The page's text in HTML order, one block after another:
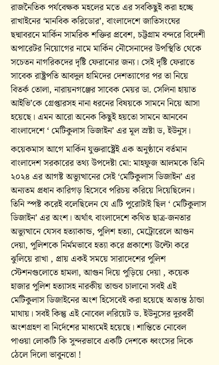
রাজনৈতিক পর্যবেক্ষক মহলের মতে এর সবকিছুই করা হচ্ছে
রাখাইনের ‘মানবিক করিডোর’, বাংলাদেশে জাতিসংঘের
ছদ্মাবরনে মার্কিন সামরিক শক্তির প্রবেশ, চট্টগ্রাম বন্দরে বিদেশী
অপারেটর নিয়োগের নামে মার্কিন নৌসেনাদের উপস্থিতি থেকে
সচেতন নাগরিকদের দৃষ্টি ফেরানোর জন্য। সেই দৃষ্টি ফেরাতে
সাবেক রাষ্ট্রপতি আবদুল হামিদের দেশত্যাগের পর তা নিয়ে
বিতর্ক তোলা, নারায়নগঞ্জের সাবেক মেয়র ডা. সেলিনা হায়াত
আইভি’কে গ্রেপ্তারসহ নানা ধরনের বিষয়কে সামনে নিয়ে আসা
হয়েছে। এমন আরো অনেক কিছুই হয়তো সামনে আনবেন
বাংলাদেশে ‘ মেটিকুলাস ডিজাইন’ এর মূল স্রষ্টা ড, ইউনুস।
কয়েকমাস আগে মার্কিন যুক্তরাষ্ট্রেই এক অনুষ্ঠানে বর্তমান
বাংলাদেশ সরকারের তথ্য উপদেষ্টা মো: মাহফুজ আলমকে তিনি
২০২৪ এর আগষ্ট অভ্যুত্থানের সেই ‘মেটিকুলাস ডিজাইন’ এর
অন্যতম প্রধান কারিগড় হিসেবে পরিচয় করিয়ে দিয়েছিলেন।
তিনি স্পষ্ট করেই বলেছিলেন যে এটি পুরোটাই ছিল ‘ মেটিকুলাস
ডিজাইন’ এর অংশ। অর্থাৎ বাংলাদেশে কথিত ছাত্র-জনতার
অভ্যুত্থানে যেসব হত্যাকান্ড, পুলিশ হত্যা, মেট্রোরেলে আগুন
দেয়া, পুলিশকে নির্মমভাবে হত্যা করে প্রকাশ্যে উল্টো করে
ঝুলিয়ে রাখা , প্রায় একই সময়ে সারাদেশের পুলিশ
স্টেশনগুলোতে হামলা, আগুন দিয়ে পুড়িয়ে দেয়া , কয়েক
হাজার পুলিশ হত্যাসহ নারকীয় তান্ডব চালানো সবই এই
মেটিকুলাস ডিজাইনের অংশ হিসেবেই করা হয়েছে অত্যন্ত ঠান্ডা
মাথায়। সবই কিন্তু এই নোবেল লরিয়েট ড. ইউনুসের দুরবর্তী
অংশগ্রহণ বা নির্দেশের মাধ্যমেই হয়েছে। শান্তিতে নোবেল
পাওয়া লোকটি কি সুন্দরভাবে একটি দেশকে ধ্বংসের দিকে
ঠেলে দিলো ভাবুনতো !